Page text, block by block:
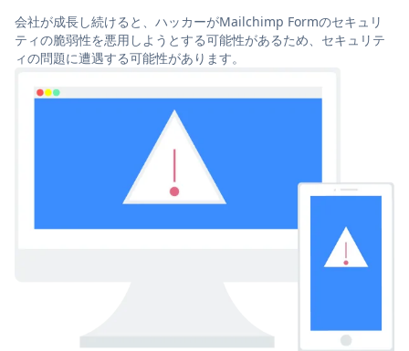
会社が成長し続けると、ハッカーがMailchimp Formのセキュリ
ティの脆弱性を悪用しようとする可能性があるため、セキュリテ
ィの問題に遭遇する可能性があります。